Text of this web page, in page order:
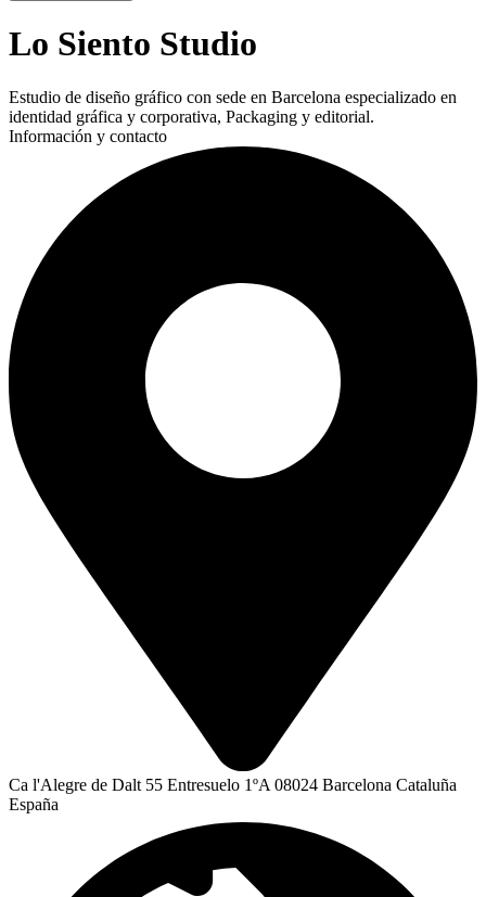
Lo Siento Studio
Estudio de diseño gráfico con sede en Barcelona especializado en
identidad gráfica y corporativa, Packaging y editorial.
Información y contacto
Ca l'Alegre de Dalt 55 Entresuelo 1ºA 08024 Barcelona Cataluña
España